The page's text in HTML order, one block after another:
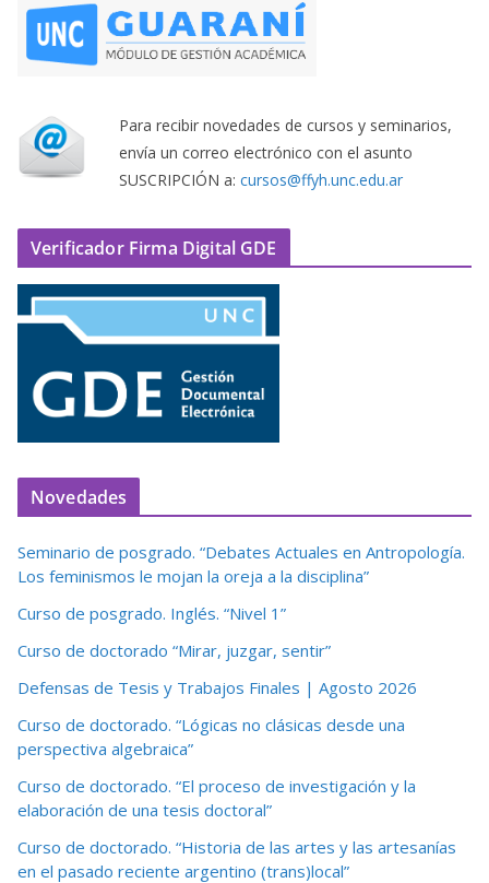
Para recibir novedades de cursos y seminarios,
envía un correo electrónico con el asunto
SUSCRIPCIÓN a: cursos@ffyh.unc.edu.ar
Verificador Firma Digital GDE
Novedades
Seminario de posgrado. “Debates Actuales en Antropología.
Los feminismos le mojan la oreja a la disciplina”
Curso de posgrado. Inglés. “Nivel 1”
Curso de doctorado “Mirar, juzgar, sentir”
Defensas de Tesis y Trabajos Finales | Agosto 2026
Curso de doctorado. “Lógicas no clásicas desde una
perspectiva algebraica”
Curso de doctorado. “El proceso de investigación y la
elaboración de una tesis doctoral”
Curso de doctorado. “Historia de las artes y las artesanías
en el pasado reciente argentino (trans)local”